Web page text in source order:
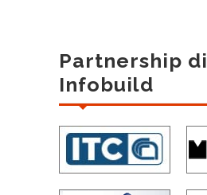
Partnership di
Infobuild